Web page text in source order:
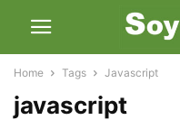
Home Tags Javascript
javascript